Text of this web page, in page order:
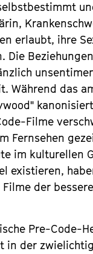
erlaubt, ihre
Die
Während das
Filme
Fernsehen
im kulturellen
existieren,
der
Pre-Code-
in der